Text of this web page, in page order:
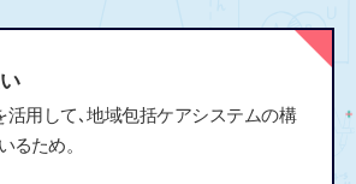
活用して､地域包括ケアシステムの構
るため。